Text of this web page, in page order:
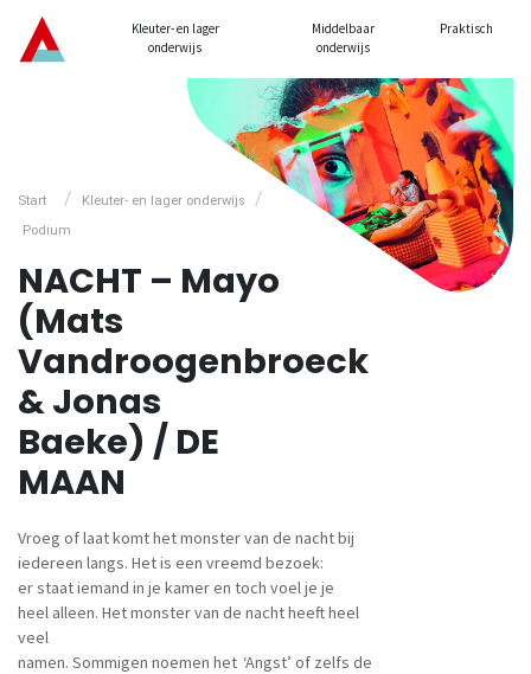
Kleuter- en lager
onderwijs
Middelbaar
onderwijs
Praktisch
Start / Kleuter- en lager onderwijs /
Podium
NACHT – Mayo
(Mats
Vandroogenbroeck
& Jonas
Baeke) / DE
MAAN
Vroeg of laat komt het monster van de nacht bij
iedereen langs. Het is een vreemd bezoek:
er staat iemand in je kamer en toch voel je je
heel alleen. Het monster van de nacht heeft heel
veel
namen. Sommigen noemen het ‘Angst’ of zelfs de